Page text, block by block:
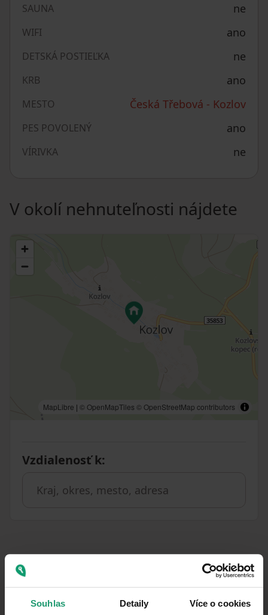
Souhlas Detaily Více o cookies
SAUNA ne
WIFI ano
DETSKÁ POSTIEĽKA ne
KRB ano
MESTO Česká Třebová - Kozlov
PES POVOLENÝ ano
VÍRIVKA ne
V okolí nehnuteľnosti nájdete
MapLibre | © OpenMapTiles © OpenStreetMap contributors
Vzdialenosť k:
Podobné ponuky ako táto
nehnuteľnosť